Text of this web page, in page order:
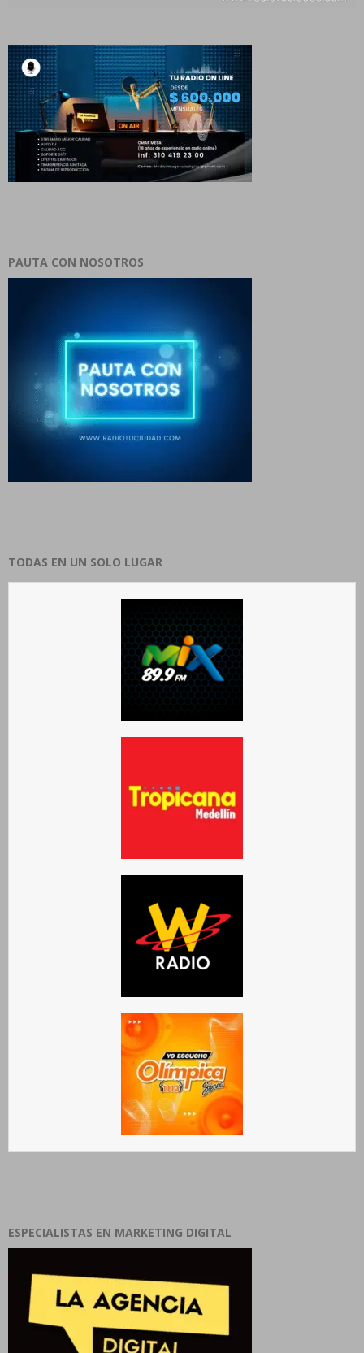
PAUTA CON NOSOTROS
TODAS EN UN SOLO LUGAR
ESPECIALISTAS EN MARKETING DIGITAL